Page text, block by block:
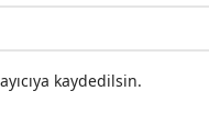
kaydedilsin.